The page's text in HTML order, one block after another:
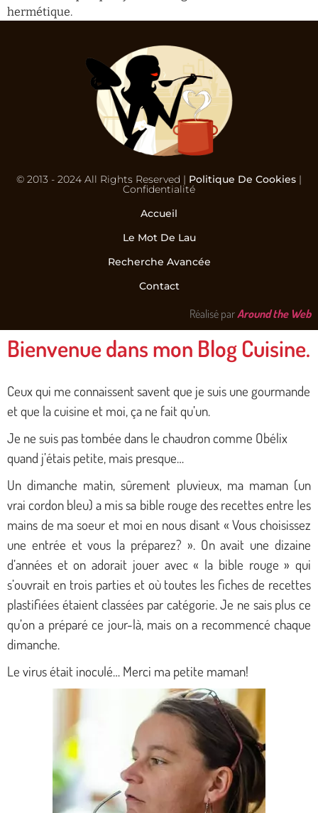
hermétique.
© 2013 - 2024 All Rights Reserved | Politique De Cookies |
Confidentialité
Accueil
Le Mot De Lau
Recherche Avancée
Contact
Réalisé parAround the Web
Bienvenue dans mon Blog Cuisine.
Ceux qui me connaissent savent que je suis une gourmande
et que la cuisine et moi, ça ne fait qu’un.
Je ne suis pas tombée dans le chaudron comme Obélix
quand j’étais petite, mais presque…
Un dimanche matin, sûrement pluvieux, ma maman (un
vrai cordon bleu) a mis sa bible rouge des recettes entre les
mains de ma soeur et moi en nous disant « Vous choisissez
une entrée et vous la préparez? ».On avait une dizaine
d’années et on adorait jouer avec « la bible rouge » qui
s’ouvrait en trois parties et où toutes les fiches de recettes
plastifiées étaient classées par catégorie. Je ne sais plus ce
qu’on a préparé ce jour-là, mais on a recommencé chaque
dimanche.
Le virus était inoculé… Merci ma petite maman!